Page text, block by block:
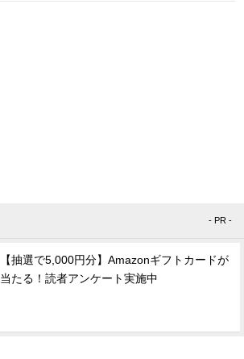
- PR -
【抽選で5,000円分】Amazonギフトカードが
当たる！読者アンケート実施中